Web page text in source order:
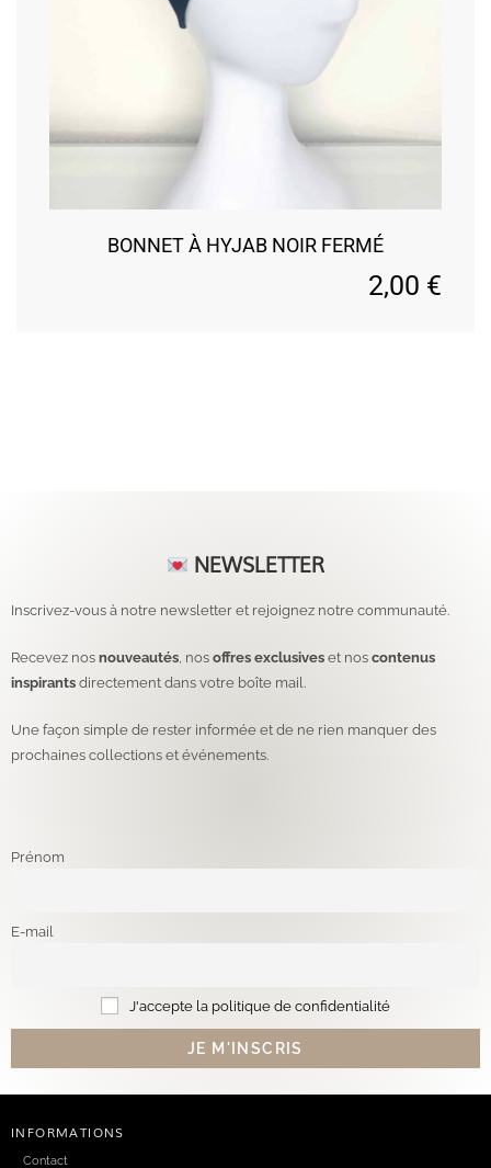
BONNET À HYJAB NOIR FERMÉ
2,00 €
NEWSLETTER
Inscrivez-vous à notre newsletter et rejoignez notre communauté.
Recevez nos nouveautés , nos offres exclusives et nos contenus
inspirants directement dans votre boîte mail.
Une façon simple de rester informée et de ne rien manquer des
prochaines collections et événements.
Prénom
E-mail
J'accepte la politique de confidentialité
INFORMATIONS
Contact